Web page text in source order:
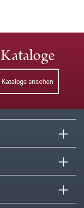
Kataloge
Kataloge ansehen